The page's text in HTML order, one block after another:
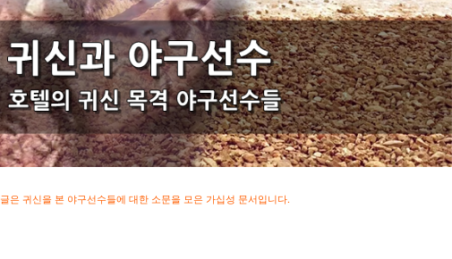
은 귀신을 본 야구선수들에 대한 소문을 모은 가십성 문서입니다.